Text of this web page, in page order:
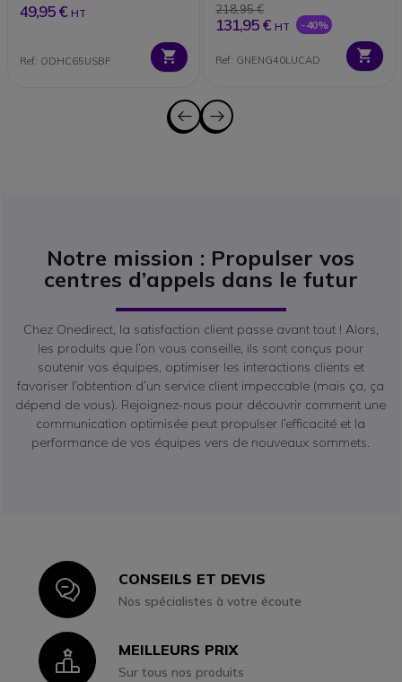
49,95 € HT
Ref: ODHC65USBF
218,95 €
131,95 € HT -40%
Ref: GNENG40LUCAD
Notre mission : Propulser vos
centres d’appels dans le futur
Chez Onedirect, la satisfaction client passe avant tout ! Alors,
les produits que l’on vous conseille, ils sont conçus pour
soutenir vos équipes, optimiser les interactions clients et
favoriser l’obtention d’un service client impeccable (mais ça, ça
dépend de vous). Rejoignez-nous pour découvrir comment une
communication optimisée peut propulser l’efficacité et la
performance de vos équipes vers de nouveaux sommets.
IconCONSEILS ET DEVIS
Nos spécialistes à votre écoute
IconMEILLEURS PRIX
Sur tous nos produits